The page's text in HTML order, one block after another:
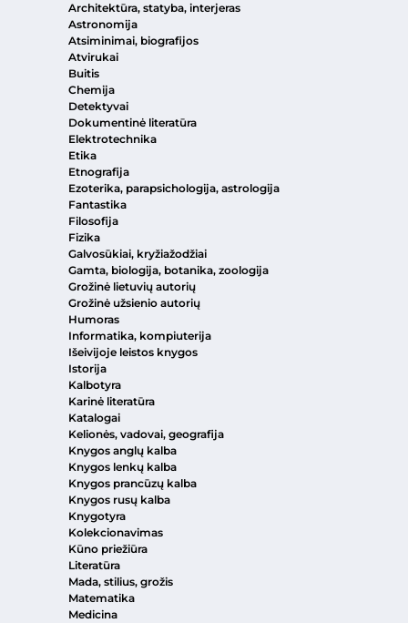
Architektūra, statyba, interjeras
Astronomija
Atsiminimai, biografijos
Atvirukai
Buitis
Chemija
Detektyvai
Dokumentinė literatūra
Elektrotechnika
Etika
Etnografija
Ezoterika, parapsichologija, astrologija
Fantastika
Filosofija
Fizika
Galvosūkiai, kryžiažodžiai
Gamta, biologija, botanika, zoologija
Grožinė lietuvių autorių
Grožinė užsienio autorių
Humoras
Informatika, kompiuterija
Išeivijoje leistos knygos
Istorija
Kalbotyra
Karinė literatūra
Katalogai
Kelionės, vadovai, geografija
Knygos anglų kalba
Knygos lenkų kalba
Knygos prancūzų kalba
Knygos rusų kalba
Knygotyra
Kolekcionavimas
Kūno priežiūra
Literatūra
Mada, stilius, grožis
Matematika
Medicina